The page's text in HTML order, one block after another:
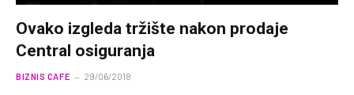
Ovako izgleda tržište nakon prodaje
Central osiguranja
BIZNIS CAFE 29/06/2018